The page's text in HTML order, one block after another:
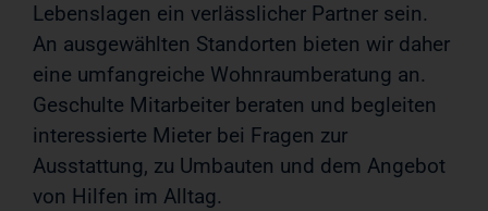
Lebenslagen ein verlässlicher Partner sein.
An ausgewählten Standorten bieten wir daher
eine umfangreiche Wohnraumberatung an.
Geschulte Mitarbeiter beraten und begleiten
interessierte Mieter bei Fragen zur
Ausstattung, zu Umbauten und dem Angebot
von Hilfen im Alltag.